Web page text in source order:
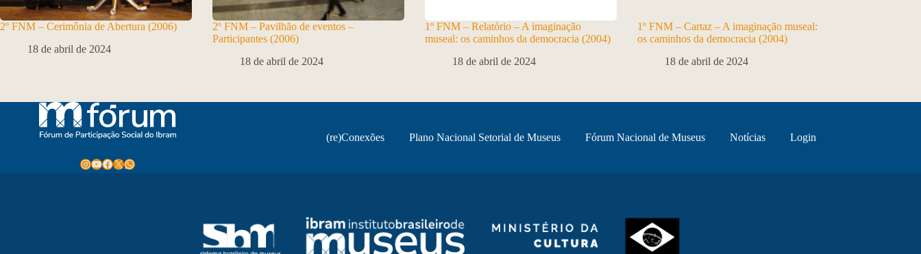
2º FNM – Cerimônia de Abertura (2006)
18 de abril de 2024
2º FNM – Pavilhão de eventos –
Participantes (2006)
18 de abril de 2024
1º FNM – Relatório – A imaginação
museal: os caminhos da democracia (2004)
18 de abril de 2024
1º FNM – Cartaz – A imaginação museal:
os caminhos da democracia (2004)
18 de abril de 2024
Instagram
Youtube
Facebook
X WhatsApp
(re)Conexões Plano Nacional Setorial de Museus Fórum Nacional de Museus Notícias Login